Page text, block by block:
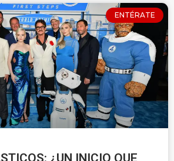
ENTÉRATE
¿UN INICIO QUE